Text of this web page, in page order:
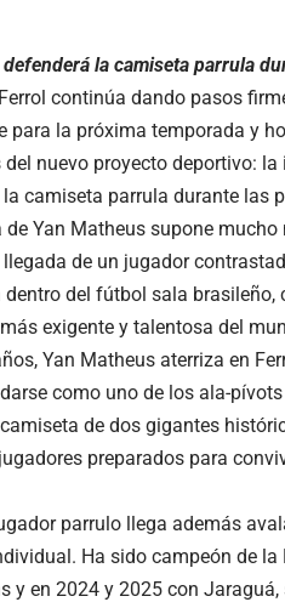
la camiseta parrula
Ferrol continúa dando pasos
para la próxima temporada y
del nuevo proyecto deportivo:
camiseta parrula durante las
de Yan Matheus supone
de un jugador
dentro del fútbol sala
exigente y talentosa del
Yan Matheus aterriza en
como uno de los ala-
de dos gigantes
preparados para
parrulo llega además
Ha sido campeón de
y en 2024 y 2025 con